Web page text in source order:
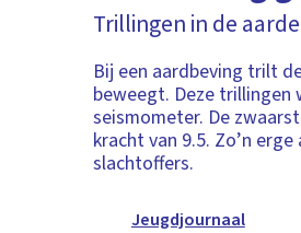
Trillingen in de aarde
Bij een aardbeving trilt
beweegt. Deze
seismometer. De
kracht van 9.5. Zo’n
slachtoffers.
Jeugdjournaal